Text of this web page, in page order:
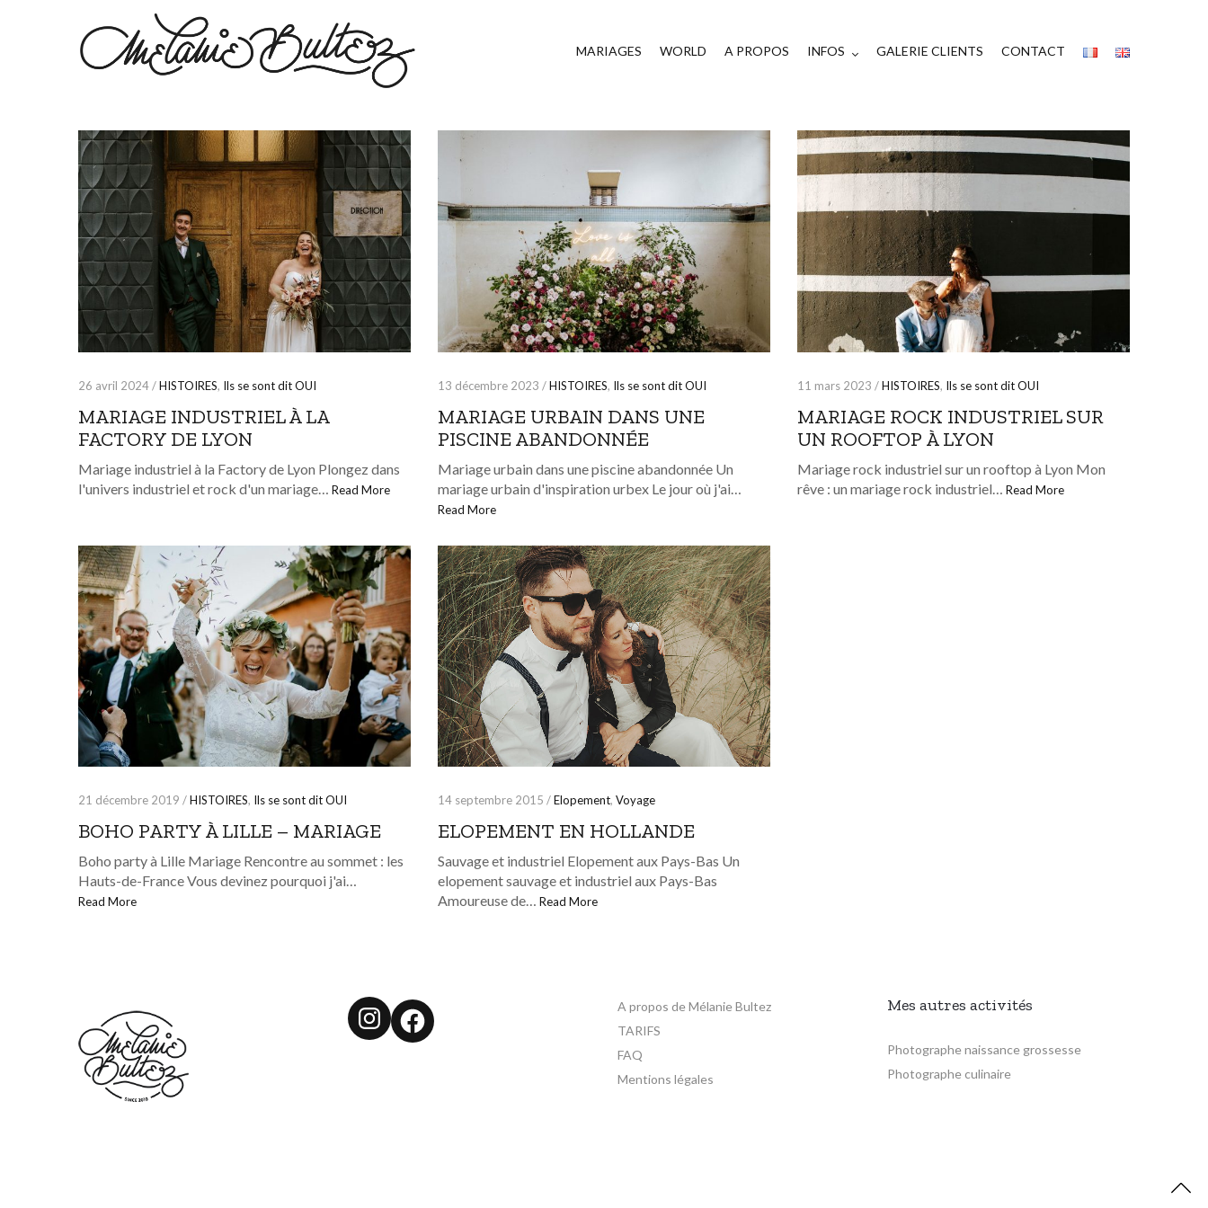
MARIAGES WORLD A PROPOS INFOS GALERIE CLIENTS CONTACT
26 avril 2024 /HISTOIRES, Ils se sont dit OUI
MARIAGE INDUSTRIEL À LA
FACTORY DE LYON
Mariage industriel à la Factory de Lyon Plongez dans
l'univers industriel et rock d'un mariage… Read More
13 décembre 2023 /HISTOIRES, Ils se sont dit OUI
MARIAGE URBAIN DANS UNE
PISCINE ABANDONNÉE
Mariage urbain dans une piscine abandonnée Un
mariage urbain d'inspiration urbex Le jour où j'ai…
Read More
11 mars 2023 /HISTOIRES, Ils se sont dit OUI
MARIAGE ROCK INDUSTRIEL SUR
UN ROOFTOP À LYON
Mariage rock industriel sur un rooftop à Lyon Mon
rêve : un mariage rock industriel… Read More
21 décembre 2019 /HISTOIRES, Ils se sont dit OUI
BOHO PARTY À LILLE – MARIAGE
Boho party à Lille Mariage Rencontre au sommet : les
Hauts-de-France Vous devinez pourquoi j'ai…
Read More
14 septembre 2015 /Elopement, Voyage
ELOPEMENT EN HOLLANDE
Sauvage et industriel Elopement aux Pays-Bas Un
elopement sauvage et industriel aux Pays-Bas
Amoureuse de… Read More
Instagram
Facebook
A propos de Mélanie Bultez
TARIFS
FAQ
Mentions légales
Mes autres activités
Photographe naissance grossesse
Photographe culinaire